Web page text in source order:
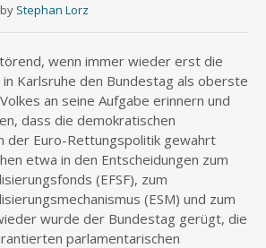
by Stephan Lorz
wenn immer wieder erst die
Karlsruhe den Bundestag als oberste
an seine Aufgabe erinnern und
dass die demokratischen
der Euro-Rettungspolitik gewahrt
etwa in den Entscheidungen zum
(EFSF), zum
(ESM) und zum
wurde der Bundestag gerügt, die
parlamentarischen